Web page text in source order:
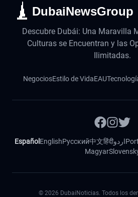
DubaiNewsGroup
Descubre Dubái: Una Maravilla
Culturas se Encuentran y las
Ilimitadas.
NegociosEstilo de VidaEAU
Español EnglishРусский中文हिंदीاردو
Magyar
© 2026 DubaiNoticias. Todos los